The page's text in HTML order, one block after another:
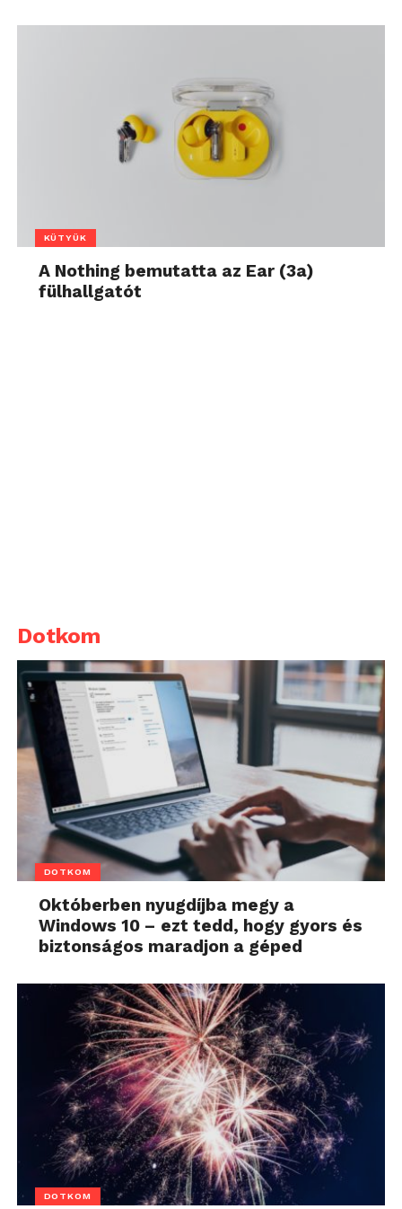
KÜTYÜK
A Nothing bemutatta az Ear (3a)
fülhallgatót
Dotkom
DOTKOM
Októberben nyugdíjba megy a
Windows 10 – ezt tedd, hogy gyors és
biztonságos maradjon a géped
DOTKOM